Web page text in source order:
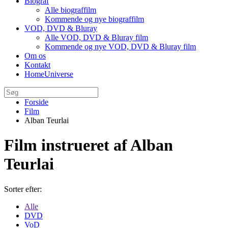
Alle biograffilm
Kommende og nye biograffilm
VOD, DVD & Bluray
Alle VOD, DVD & Bluray film
Kommende og nye VOD, DVD & Bluray film
Om os
Kontakt
HomeUniverse
Forside
Film
Alban Teurlai
Film instrueret af Alban
Teurlai
Sorter efter:
Alle
DVD
VoD